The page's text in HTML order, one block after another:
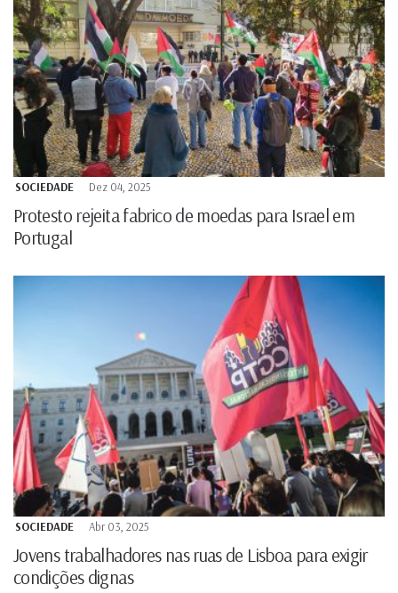
SOCIEDADE Dez 04, 2025
Protesto rejeita fabrico de moedas para Israel em
Portugal
SOCIEDADE Abr 03, 2025
Jovens trabalhadores nas ruas de Lisboa para exigir
condições dignas